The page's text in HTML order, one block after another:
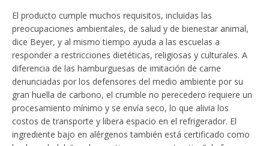
El producto cumple muchos requisitos, incluidas las
preocupaciones ambientales, de salud y de bienestar animal,
dice Beyer, y al mismo tiempo ayuda a las escuelas a
responder a restricciones dietéticas, religiosas y culturales. A
diferencia de las hamburguesas de imitación de carne
denunciadas por los defensores del medio ambiente por su
gran huella de carbono, el crumble no perecedero requiere un
procesamiento mínimo y se envía seco, lo que alivia los
costos de transporte y libera espacio en el refrigerador. El
ingrediente bajo en alérgenos también está certificado como